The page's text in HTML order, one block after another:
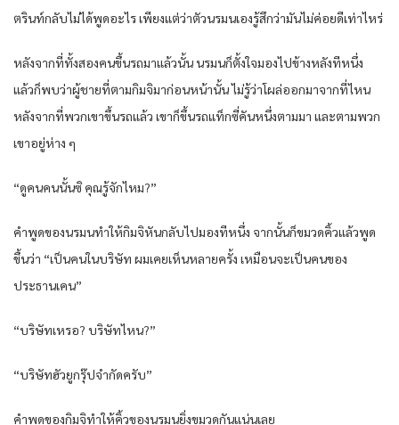
ตรินท์กลับไม่ได้พูดอะไร เพียงแต่ว่าตัวนรมนเองรู้สึกว่ามันไม่ค่อยดีเท่าไหร่
หลังจากที่ทั้งสองคนขึ้นรถมาแล้วนั้น นรมนก็ตั้งใจมองไปข้างหลังทีหนึ่ง
แล้วก็พบว่าผู้ชายที่ตามกิมจิมาก่อนหน้านั้น ไม่รู้ว่าโผล่ออกมาจากที่ไหน
หลังจากที่พวกเขาขึ้นรถแล้ว เขาก็ขึ้นรถแท็กซี่คันหนึ่งตามมา และตามพวก
เขาอยู่ห่าง ๆ
“ดูคนคนนั้นซิ คุณรู้จักไหม?”
คำพูดของนรมนทำให้กิมจิหันกลับไปมองทีหนึ่ง จากนั้นก็ขมวดคิ้วแล้วพูด
ขึ้นว่า “เป็นคนในบริษัท ผมเคยเห็นหลายครั้ง เหมือนจะเป็นคนของ
ประธานเคน”
“บริษัทเหรอ? บริษัทไหน?”
“บริษัทฮัวยูกรุ๊ปจำกัดครับ”
คำพูดของกิมจิทำให้คิ้วของนรมนยิ่งขมวดกันแน่นเลย